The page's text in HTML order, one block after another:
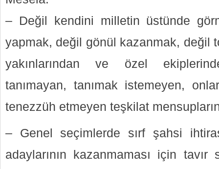
– Değil kendini milletin üstünde
yapmak, değil gönül kazanmak, değil
yakınlarından ve özel
tanımayan, tanımak istemeyen,
tenezzüh etmeyen teşkilat
– Genel seçimlerde sırf şahsi
adaylarının kazanmaması için